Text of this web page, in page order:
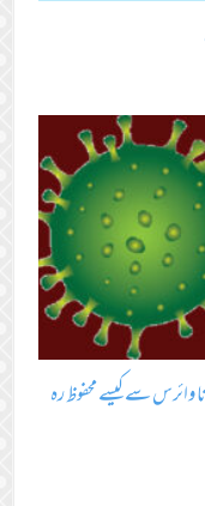
وائرس سے کیسے محفوظ رہ